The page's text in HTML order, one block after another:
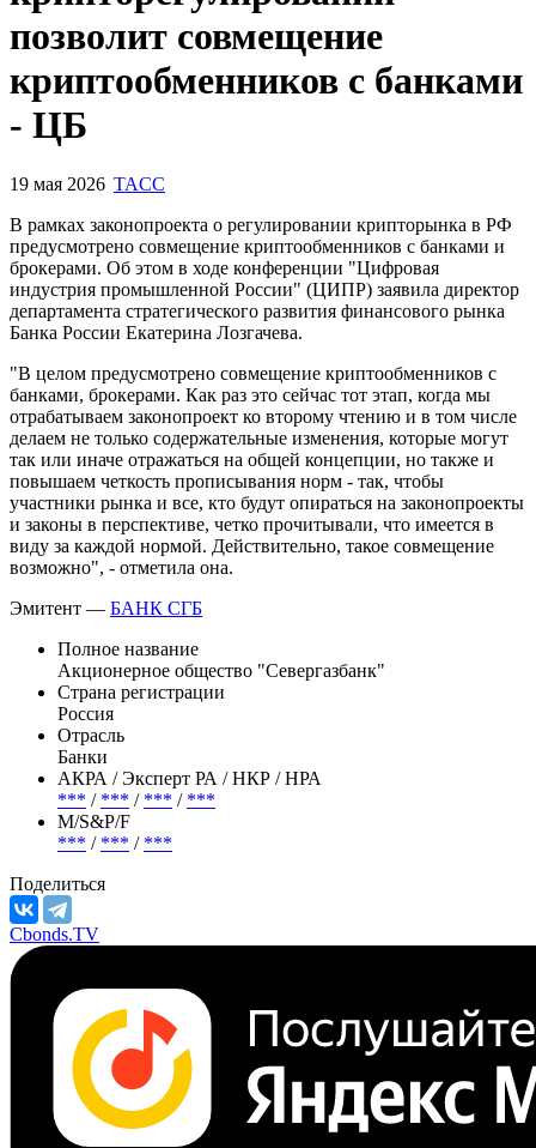
позволит совмещение
криптообменников с банками
- ЦБ
19 мая 2026 TACC
В рамках законопроекта о регулировании крипторынка в РФ
предусмотрено совмещение криптообменников с банками и
брокерами. Об этом в ходе конференции "Цифровая
индустрия промышленной России" (ЦИПР) заявила директор
департамента стратегического развития финансового рынка
Банка России Екатерина Лозгачева.
"В целом предусмотрено совмещение криптообменников с
банками, брокерами. Как раз это сейчас тот этап, когда мы
отрабатываем законопроект ко второму чтению и в том числе
делаем не только содержательные изменения, которые могут
так или иначе отражаться на общей концепции, но также и
повышаем четкость прописывания норм - так, чтобы
участники рынка и все, кто будут опираться на законопроекты
и законы в перспективе, четко прочитывали, что имеется в
виду за каждой нормой. Действительно, такое совмещение
возможно", - отметила она.
Эмитент — БАНК СГБ
Полное название
Акционерное общество "Севергазбанк"
Страна регистрации
Россия
Отрасль
Банки
АКРА / Эксперт РА / НКР / НРА
*** / *** / *** / ***
М/S&P/F
*** / *** / ***
Поделиться
Cbonds.TV